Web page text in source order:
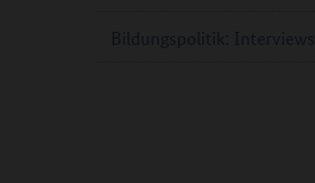
Bildungspolitik: Interviews